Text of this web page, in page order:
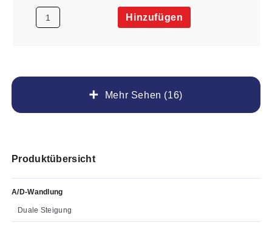
Mehr Sehen (16)
Hinzufügen
Produktübersicht
A/D-Wandlung
Duale Steigung